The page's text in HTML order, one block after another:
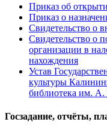
Приказ об
Приказ о
Свидетельство о
Свидетельство о
организации в
нахождения
Устав
культуры
библиотека им. А.
Госзадание, отчёты,